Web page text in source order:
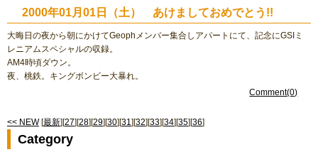
2000年01月01日（土） あけましておめでとう!!
大晦日の夜から朝にかけてGeophメンバー集合しアパートにて、記念にGSIミ
レニアムスペシャルの収録。
AM4時頃ダウン。
夜、桃鉄。キングボンビー大暴れ。
Comment(0)
<< NEW[最新][27][28][29][30][31][32][33][34][35][36]
Category